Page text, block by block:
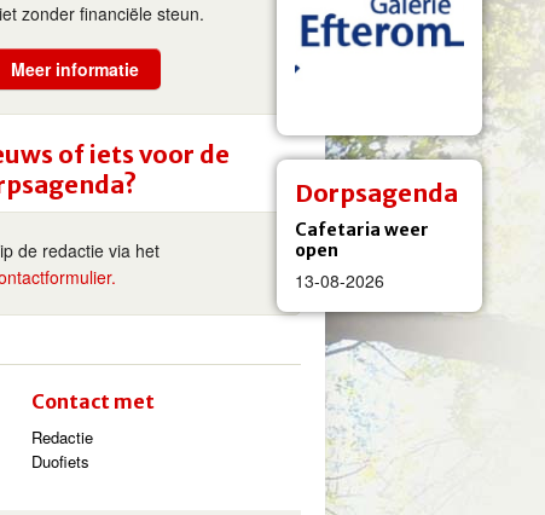
Dorpsagenda
Cafetaria weer
open
13-08-2026
zonder financiële steun.
Meer informatie
of iets voor de
de redactie via het
Contact met
Redactie
Duofiets